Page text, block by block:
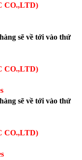
CO.,LTD)
sẽ về tới vào thứ
CO.,LTD)
sẽ về tới vào thứ
CO.,LTD)